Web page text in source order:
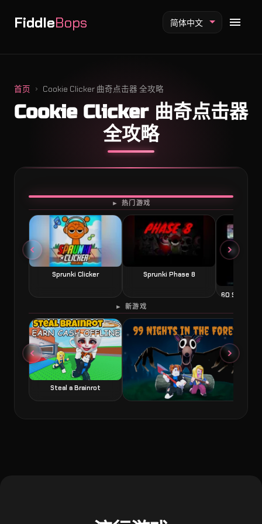
FiddleBops
Fiddlebops 模组
Incredibox 模组
Sprunki 模组
简体中文
首页 Cookie Clicker 曲奇点击器 全攻略
Cookie Clicker 曲奇点击器
全攻略
► 热门游戏
Sprunki Clicker Sprunki Phase 8
60 Second
开始游戏
► 新游戏
Steal a Brainrot